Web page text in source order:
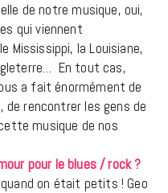
de notre musique, oui,
qui viennent
Mississippi, la Louisiane,
En tout cas,
a fait énormément de
de rencontrer les gens de
musique de nos
pour le blues / rock ?
on était petits ! Geo